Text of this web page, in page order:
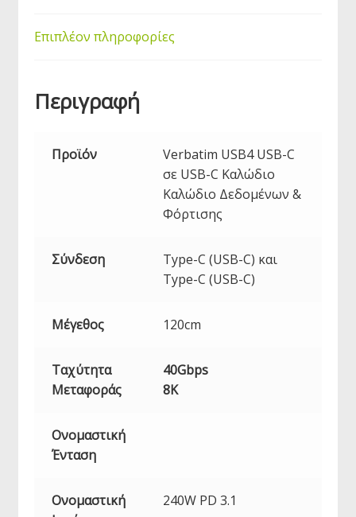
Μαύρο
Επιπλέον πληροφορίες
Περιγραφή
Προϊόν
Verbatim USB4 USB-C
σε USB-C Καλώδιο
Καλώδιο Δεδομένων &
Φόρτισης
Σύνδεση
Type-C (USB-C) και
Type-C (USB-C)
Μέγεθος 120cm
Ταχύτητα
Μεταφοράς
40Gbps
8K
Ονομαστική
Ένταση
Ονομαστική
240W PD 3.1